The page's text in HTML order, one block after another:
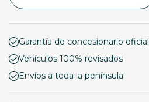
Garantía de concesionario oficial
Vehículos 100% revisados
Envíos a toda la península